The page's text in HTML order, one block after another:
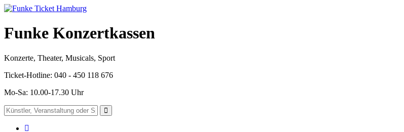
Funke Konzertkassen
Konzerte, Theater, Musicals, Sport
Ticket-Hotline: 040 - 450 118 676
Mo-Sa: 10.00-17.30 Uhr